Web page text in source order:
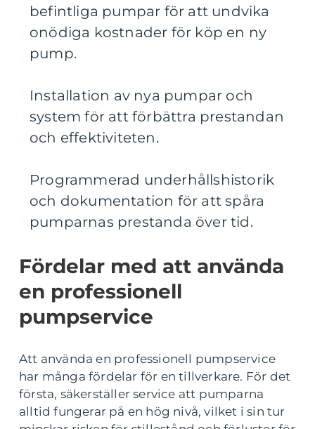
befintliga pumpar för att undvika
onödiga kostnader för köp en ny
pump.
Installation av nya pumpar och
system för att förbättra prestandan
och effektiviteten.
Programmerad underhållshistorik
och dokumentation för att spåra
pumparnas prestanda över tid.
Fördelar med att använda
en professionell
pumpservice
Att använda en professionell pumpservice
har många fördelar för en tillverkare. För det
första, säkerställer service att pumparna
alltid fungerar på en hög nivå, vilket i sin tur